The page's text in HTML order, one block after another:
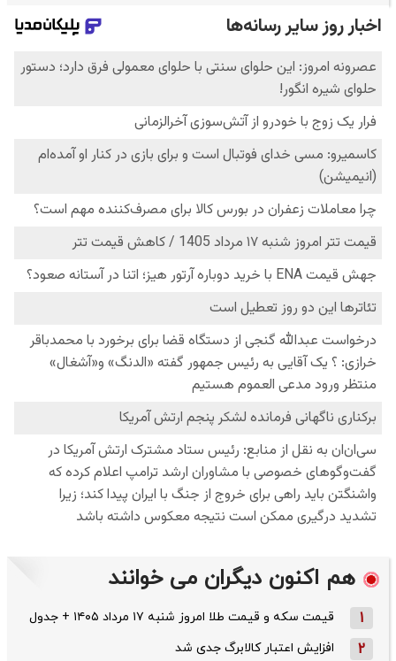
هم اکنون دیگران می خوانند
1 قیمت سکه و قیمت طلا امروز شنبه ۱۷ مرداد ۱۴۰۵ + جدول
2 افزایش اعتبار کالابرگ جدی شد